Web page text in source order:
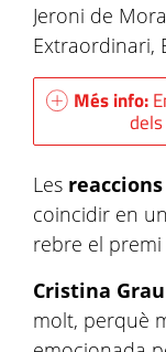
Jeroni de
Extraordinari,
Més info:
Les reaccions
coincidir en
rebre el premi
Cristina Grau
molt, perquè